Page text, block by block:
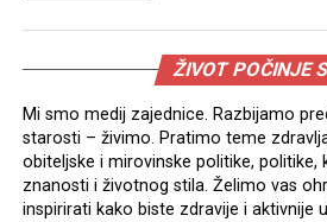
ŽIVOT POČINJE
Mi smo medij zajednice. Razbijamo
starosti – živimo. Pratimo teme
obiteljske i mirovinske politike, politike,
znanosti i životnog stila. Želimo vas
inspirirati kako biste zdravije i aktivnije